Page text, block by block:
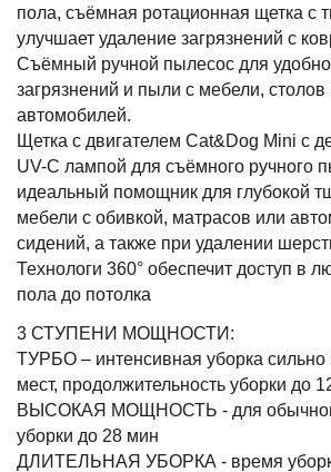
пола, съёмная ротационная щетка с
улучшает удаление загрязнений с
Съёмный ручной пылесос для
загрязнений и пыли с мебели, столов
автомобилей.
Щетка с двигателем Cat&Dog Mini с
UV-C лампой для съёмного ручного
идеальный помощник для глубокой
мебели с обивкой, матрасов или
сидений, а также при удалении
Технологи 360° обеспечит доступ в
пола до потолка
3 СТУПЕНИ МОЩНОСТИ:
ТУРБО – интенсивная уборка сильно
мест, продолжительность уборки до
ВЫСОКАЯ МОЩНОСТЬ - для обычной
уборки до 28 мин
ДЛИТЕЛЬНАЯ УБОРКА - время